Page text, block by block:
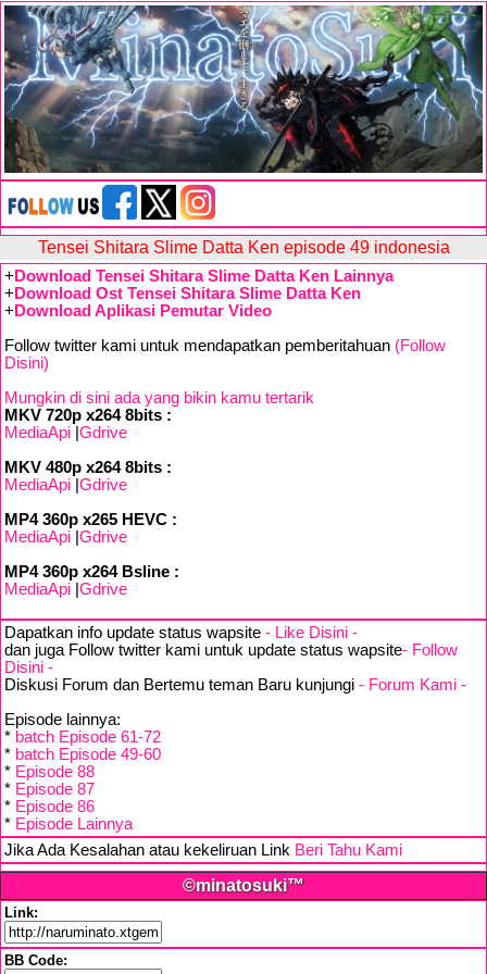
Tensei Shitara Slime Datta Ken episode 49 indonesia
+ Download Tensei Shitara Slime Datta Ken Lainnya
+ Download Ost Tensei Shitara Slime Datta Ken
+ Download Aplikasi Pemutar Video
Follow twitter kami untuk mendapatkan pemberitahuan (Follow
Disini)
Mungkin di sini ada yang bikin kamu tertarik
MKV 720p x264 8bits :
MediaApi Gdrive
MKV 480p x264 8bits :
MediaApi Gdrive
MP4 360p x265 HEVC :
MediaApi Gdrive
MP4 360p x264 Bsline :
MediaApi Gdrive
Dapatkan info update status wapsite - Like Disini -
dan juga Follow twitter kami untuk update status wapsite- Follow
Disini -
Diskusi Forum dan Bertemu teman Baru kunjungi - Forum Kami -
Episode lainnya:
* batch Episode 61-72
* batch Episode 49-60
* Episode 88
* Episode 87
* Episode 86
* Episode Lainnya
Jika Ada Kesalahan atau kekeliruan Link Beri Tahu Kami
©minatosuki™
Link:
BB Code: